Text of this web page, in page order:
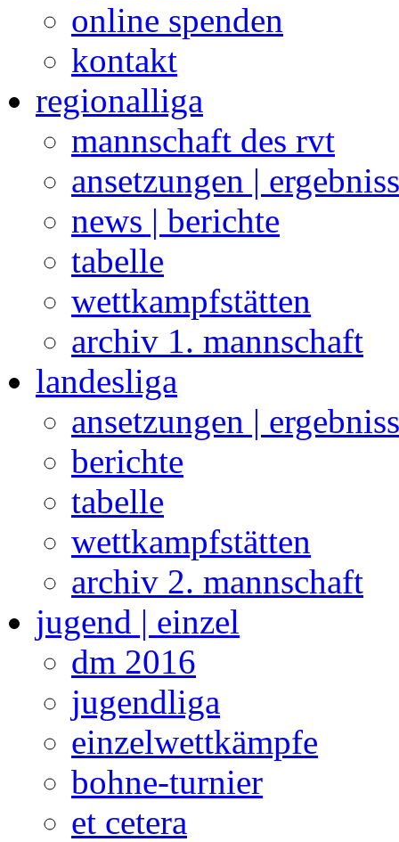
online spenden
kontakt
regionalliga
mannschaft des rvt
ansetzungen |
news | berichte
tabelle
wettkampfstätten
archiv 1. mannschaft
landesliga
ansetzungen |
berichte
tabelle
wettkampfstätten
archiv 2. mannschaft
jugend | einzel
dm 2016
jugendliga
einzelwettkämpfe
bohne-turnier
et cetera